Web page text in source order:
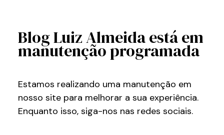
Blog Luiz Almeida está em
manutenção programada
Estamos realizando uma manutenção em
nosso site para melhorar a sua experiência.
Enquanto isso, siga-nos nas redes sociais.